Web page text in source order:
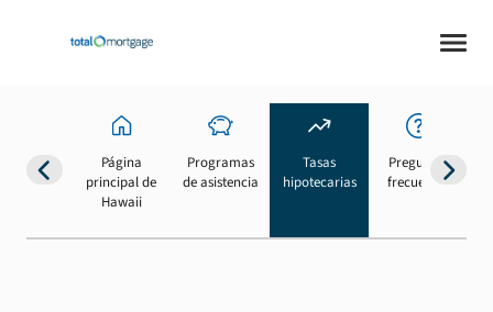
Página
principal de
Hawaii
Programas
de asistencia
Tasas
hipotecarias
Preguntas
frecuentes